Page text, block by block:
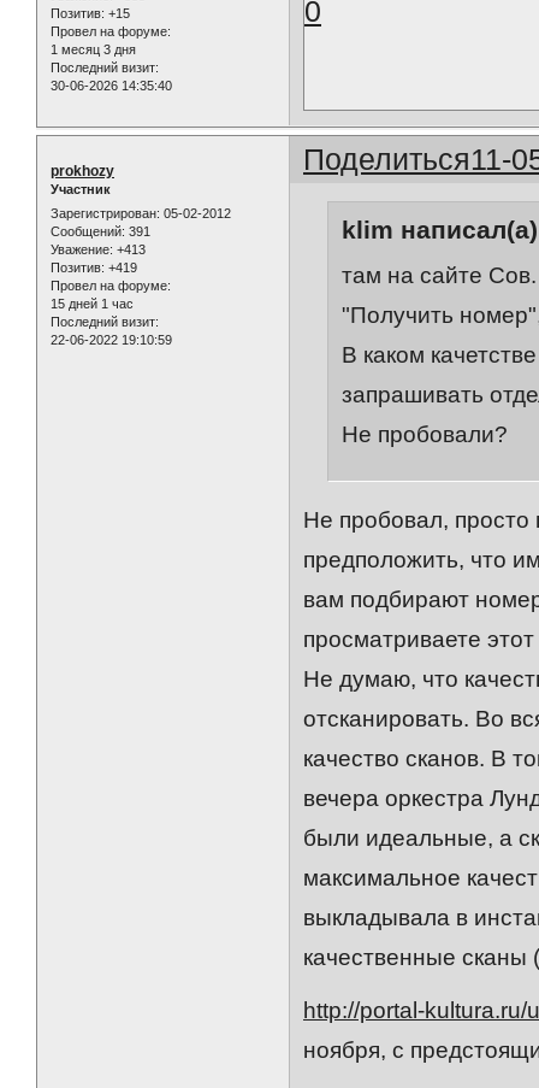
Позитив: +15
Провел на форуме:
1 месяц 3 дня
Последний визит:
30-06-2026 14:35:40
0
Поделиться11-
prokhozy
Участник
Зарегистрирован: 05-02-2012
Сообщений: 391
Уважение: +413
Позитив: +419
Провел на форуме:
15 дней 1 час
Последний визит:
22-06-2022 19:10:59
klim
там на сайте
"Получить
В каком
запрашивать
Не пробовали?
Не пробовал, просто
предположить, что
вам подбирают
просматриваете
Не думаю, что
отсканировать. Во
качество сканов. В
вечера оркестра
были идеальные, а
максимальное
выкладывала в
качественные сканы
http://portal-
ноября, с